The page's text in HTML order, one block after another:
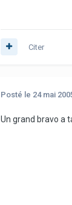
Citer
Posté le 24 mai
Un grand bravo a